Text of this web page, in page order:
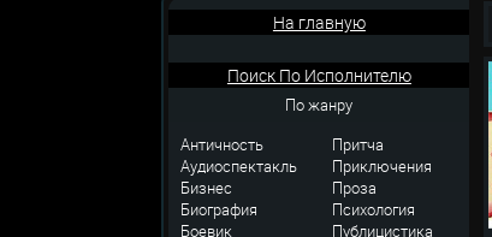
На главную
Поиск По Исполнителю
По жанру
Античность
Аудиоспектакль
Бизнес
Биография
Боевик
Притча
Приключения
Проза
Психология
Публицистика